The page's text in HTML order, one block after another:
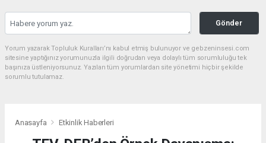
Gönder
Yorum yazarak Topluluk Kuralları’nı kabul etmiş bulunuyor ve gebzeninsesi.com
sitesine yaptığınız yorumunuzla ilgili doğrudan veya dolaylı tüm sorumluluğu tek
başınıza üstleniyorsunuz. Yazılan tüm yorumlardan site yönetimi hiçbir şekilde
sorumlu tutulamaz.
Anasayfa Etkinlik Haberleri